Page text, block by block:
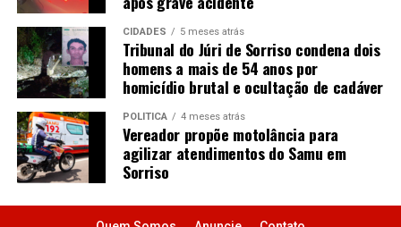
CIDADES 5 meses atrás
Tribunal do Júri de Sorriso condena dois
homens a mais de 54 anos por
homicídio brutal e ocultação de cadáver
POLÍTICA 4 meses atrás
Vereador propõe motolância para
agilizar atendimentos do Samu em
Sorriso